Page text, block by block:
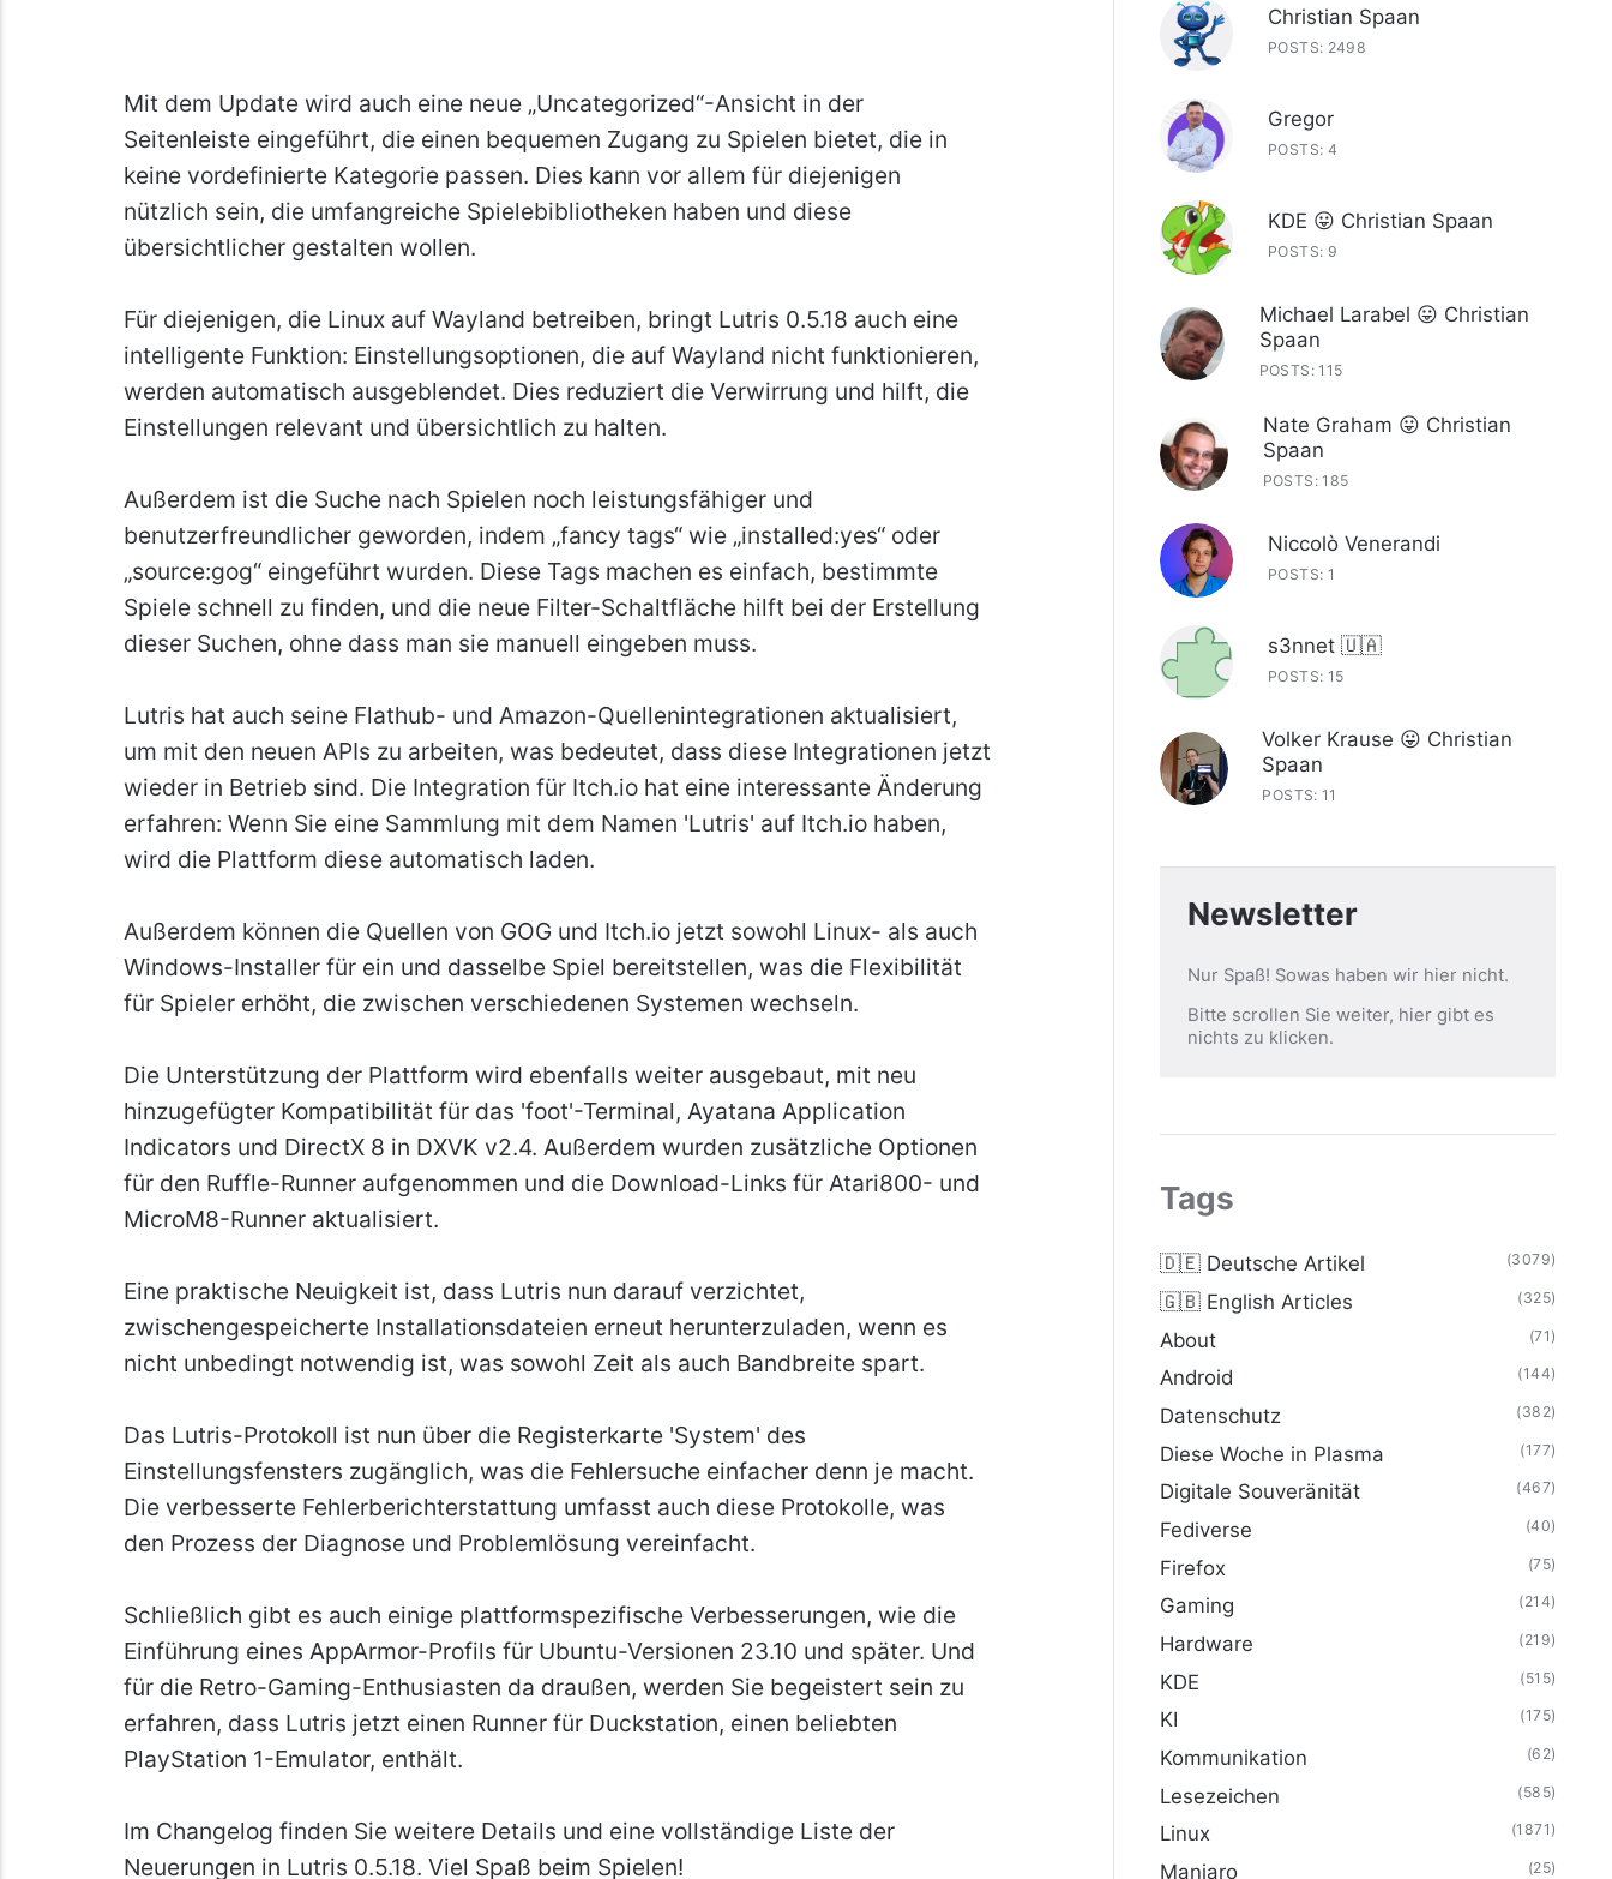
Mit dem Update wird auch eine neue „Uncategorized“-Ansicht in der
Seitenleiste eingeführt, die einen bequemen Zugang zu Spielen bietet, die in
keine vordefinierte Kategorie passen. Dies kann vor allem für diejenigen
nützlich sein, die umfangreiche Spielebibliotheken haben und diese
übersichtlicher gestalten wollen.
Für diejenigen, die Linux auf Wayland betreiben, bringt Lutris 0.5.18 auch eine
intelligente Funktion: Einstellungsoptionen, die auf Wayland nicht funktionieren,
werden automatisch ausgeblendet. Dies reduziert die Verwirrung und hilft, die
Einstellungen relevant und übersichtlich zu halten.
Außerdem ist die Suche nach Spielen noch leistungsfähiger und
benutzerfreundlicher geworden, indem „fancy tags“ wie „installed:yes“ oder
„source:gog“ eingeführt wurden. Diese Tags machen es einfach, bestimmte
Spiele schnell zu finden, und die neue Filter-Schaltfläche hilft bei der Erstellung
dieser Suchen, ohne dass man sie manuell eingeben muss.
Lutris hat auch seine Flathub- und Amazon-Quellenintegrationen aktualisiert,
um mit den neuen APIs zu arbeiten, was bedeutet, dass diese Integrationen jetzt
wieder in Betrieb sind. Die Integration für Itch.io hat eine interessante Änderung
erfahren: Wenn Sie eine Sammlung mit dem Namen 'Lutris' auf Itch.io haben,
wird die Plattform diese automatisch laden.
Außerdem können die Quellen von GOG und Itch.io jetzt sowohl Linux- als auch
Windows-Installer für ein und dasselbe Spiel bereitstellen, was die Flexibilität
für Spieler erhöht, die zwischen verschiedenen Systemen wechseln.
Die Unterstützung der Plattform wird ebenfalls weiter ausgebaut, mit neu
hinzugefügter Kompatibilität für das 'foot'-Terminal, Ayatana Application
Indicators und DirectX 8 in DXVK v2.4. Außerdem wurden zusätzliche Optionen
für den Ruffle-Runner aufgenommen und die Download-Links für Atari800- und
MicroM8-Runner aktualisiert.
Eine praktische Neuigkeit ist, dass Lutris nun darauf verzichtet,
zwischengespeicherte Installationsdateien erneut herunterzuladen, wenn es
nicht unbedingt notwendig ist, was sowohl Zeit als auch Bandbreite spart.
Das Lutris-Protokoll ist nun über die Registerkarte 'System' des
Einstellungsfensters zugänglich, was die Fehlersuche einfacher denn je macht.
Die verbesserte Fehlerberichterstattung umfasst auch diese Protokolle, was
den Prozess der Diagnose und Problemlösung vereinfacht.
Schließlich gibt es auch einige plattformspezifische Verbesserungen, wie die
Einführung eines AppArmor-Profils für Ubuntu-Versionen 23.10 und später. Und
für die Retro-Gaming-Enthusiasten da draußen, werden Sie begeistert sein zu
erfahren, dass Lutris jetzt einen Runner für Duckstation, einen beliebten
PlayStation 1-Emulator, enthält.
Im Changelog finden Sie weitere Details und eine vollständige Liste der
Neuerungen in Lutris 0.5.18. Viel Spaß beim Spielen!
Christian Spaan
POSTS: 2498
Gregor
POSTS: 4
KDE 😛 Christian Spaan
POSTS: 9
Michael Larabel 😛 Christian
Spaan
POSTS: 115
Nate Graham 😛 Christian
Spaan
POSTS: 185
Niccolò Venerandi
POSTS: 1
s3nnet 🇺🇦
POSTS: 15
Volker Krause 😛 Christian
Spaan
POSTS: 11
Newsletter
Nur Spaß! Sowas haben wir hier nicht.
Bitte scrollen Sie weiter, hier gibt es
nichts zu klicken.
Tags
🇩🇪 Deutsche Artikel (3079)
🇬🇧 English Articles (325)
About (71)
Android (144)
Datenschutz (382)
Diese Woche in Plasma (177)
Digitale Souveränität (467)
Fediverse (40)
Firefox (75)
Gaming (214)
Hardware (219)
KDE (515)
KI (175)
Kommunikation (62)
Lesezeichen (585)
Linux (1871)
Manjaro (25)